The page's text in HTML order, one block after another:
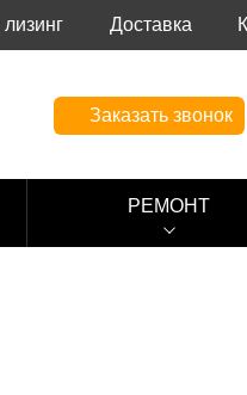
Доставка
Заказать звонок
РЕМОНТ